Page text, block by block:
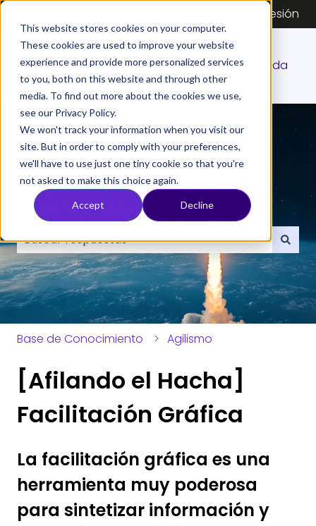
This website stores cookies on your computer.
These cookies are used to improve your website
experience and provide more personalized services
to you, both on this website and through other
media. To find out more about the cookies we use,
see our Privacy Policy.
We won't track your information when you visit our
site. But in order to comply with your preferences,
we'll have to use just one tiny cookie so that you're
not asked to make this choice again.
Accept Decline
Traducciones de Mostrar submenú de
Iniciar sesión
Centro de ayuda
- Aquí, misión control. ¿En qué
podemos ayudarte, piloto?
No hay sugerencias porque el campo de
Base de Conocimiento Agilismo
[Afilando el Hacha]
Facilitación Gráfica
La facilitación gráfica es una
herramienta muy poderosa
para sintetizar información y